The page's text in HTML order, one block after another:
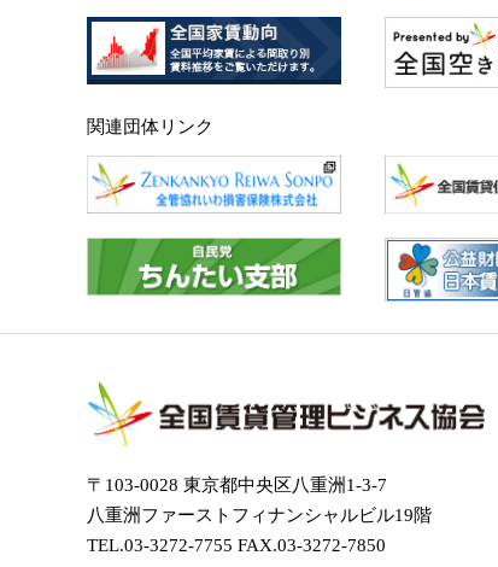
関連団体リンク
〒103-0028 東京都中央区八重洲1-3-7
八重洲ファーストフィナンシャルビル19階
TEL.03-3272-7755 FAX.03-3272-7850